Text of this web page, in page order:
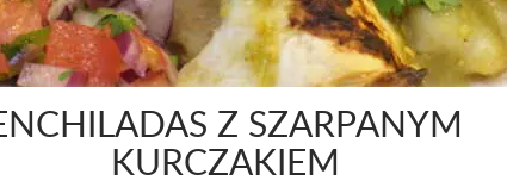
Z SZARPANYM
KURCZAKIEM